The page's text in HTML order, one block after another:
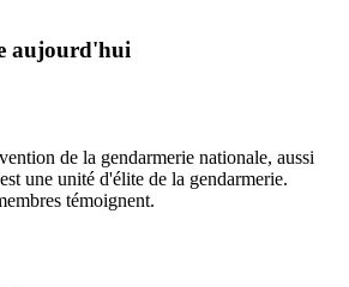
aujourd'hui
de la gendarmerie nationale, aussi
une unité d'élite de la gendarmerie.
témoignent.